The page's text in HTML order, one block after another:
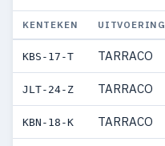
KENTEKEN UITVOERING
KBS-17-T TARRACO
JLT-24-Z TARRACO
KBN-18-K TARRACO